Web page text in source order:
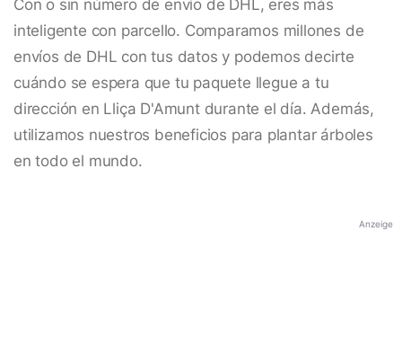
Con o sin número de envío de DHL, eres más
inteligente con parcello. Comparamos millones de
envíos de DHL con tus datos y podemos decirte
cuándo se espera que tu paquete llegue a tu
dirección en Lliça D'Amunt durante el día. Además,
utilizamos nuestros beneficios para plantar árboles
en todo el mundo.
Anzeige